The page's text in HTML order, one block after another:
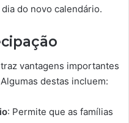
do novo calendário.
vantagens importantes
destas incluem:
: Permite que as famílias